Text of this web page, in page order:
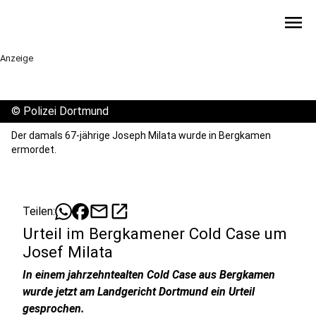
menu
Anzeige
© Polizei Dortmund
Der damals 67-jährige Joseph Milata wurde in Bergkamen
ermordet.
Teilen: mailopen_in_new
Urteil im Bergkamener Cold Case um
Josef Milata
In einem jahrzehntealten Cold Case aus Bergkamen
wurde jetzt am Landgericht Dortmund ein Urteil
gesprochen.